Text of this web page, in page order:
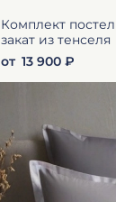
Комплект
закат из тенселя
от 13 900 ₽